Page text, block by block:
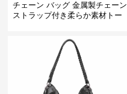
チェーン バッグ 金属製チェーン
ストラップ付き柔らか素材トー